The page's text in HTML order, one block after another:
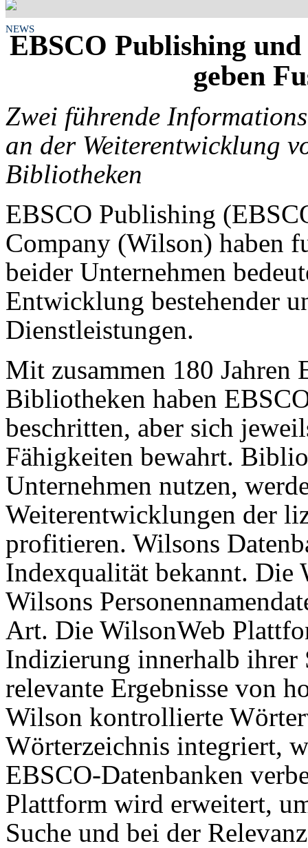
NEWS
EBSCO Publishing
geben
Zwei führende
an der Weiterentwicklung
Bibliotheken
EBSCO Publishing
Company (Wilson) haben
beider Unternehmen
Entwicklung bestehender
Dienstleistungen.
Mit zusammen 180
Bibliotheken haben
beschritten, aber sich
Fähigkeiten bewahrt.
Unternehmen nutzen,
Weiterentwicklungen der
profitieren. Wilsons
Indexqualität bekannt. Die
Wilsons
Art. Die WilsonWeb
Indizierung innerhalb ihrer
relevante Ergebnisse von
Wilson kontrollierte
Wörterzeichnis integriert,
EBSCO-Datenbanken
Plattform wird erweitert,
Suche und bei der